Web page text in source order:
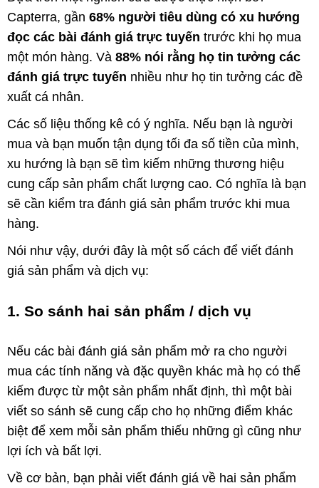
Capterra, gần 68% người tiêu dùng có xu hướng
đọc các bài đánh giá trực tuyến trước khi họ mua
một món hàng. Và 88% nói rằng họ tin tưởng các
đánh giá trực tuyến nhiều như họ tin tưởng các đề
xuất cá nhân.
Các số liệu thống kê có ý nghĩa. Nếu bạn là người
mua và bạn muốn tận dụng tối đa số tiền của mình,
xu hướng là bạn sẽ tìm kiếm những thương hiệu
cung cấp sản phẩm chất lượng cao. Có nghĩa là bạn
sẽ cần kiểm tra đánh giá sản phẩm trước khi mua
hàng.
Nói như vậy, dưới đây là một số cách để viết đánh
giá sản phẩm và dịch vụ:
1. So sánh hai sản phẩm / dịch vụ
Nếu các bài đánh giá sản phẩm mở ra cho người
mua các tính năng và đặc quyền khác mà họ có thể
kiếm được từ một sản phẩm nhất định, thì một bài
viết so sánh sẽ cung cấp cho họ những điểm khác
biệt để xem mỗi sản phẩm thiếu những gì cũng như
lợi ích và bất lợi.
Về cơ bản, bạn phải viết đánh giá về hai sản phẩm